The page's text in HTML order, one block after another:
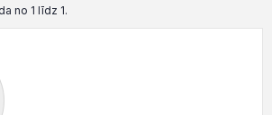
no 1 līdz 1.